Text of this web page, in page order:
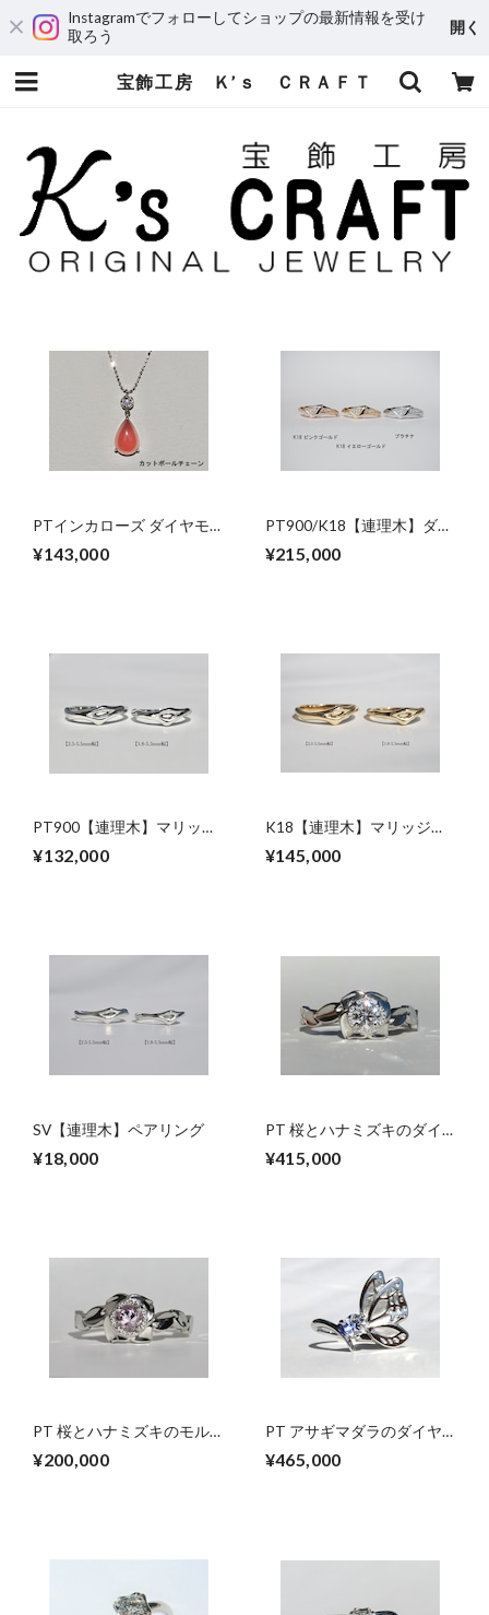
Instagramでフォローしてショップの最新情報を受け
取ろう
開く
宝飾工房 Ｋ’ｓ ＣＲＡＦＴ
PTインカローズ ダイヤモ
¥143,000
PT900/K18【連理木】ダイ
¥215,000
PT900【連理木】マリッジ
リング
¥132,000
K18【連理木】マリッジリ
ング
¥145,000
SV【連理木】ペアリング
¥18,000
PT 桜とハナミズキのダイ
¥415,000
PT 桜とハナミズキのモル
¥200,000
PT アサギマダラのダイヤ
¥465,000